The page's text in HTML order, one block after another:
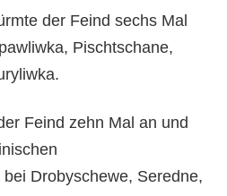
der Feind sechs Mal
Pischtschane,
Feind zehn Mal an und
Drobyschewe, Seredne,